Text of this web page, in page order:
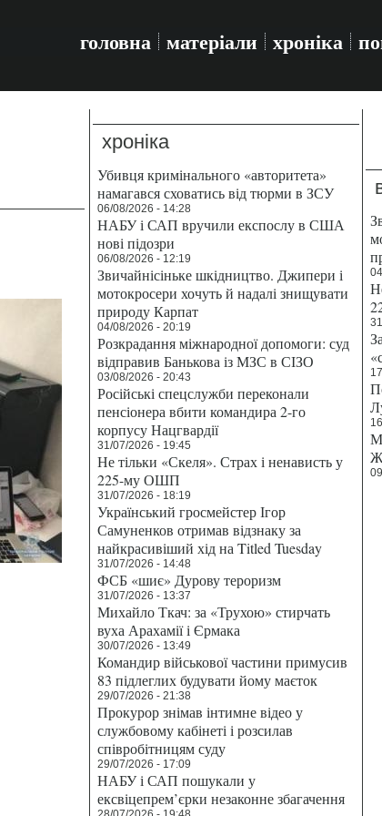
головна матеріали хроніка
хроніка
Убивця кримінального «авторитета»
намагався сховатись від тюрми в ЗСУ
06/08/2026 - 14:28
НАБУ і САП вручили експослу в США
нові підозри
06/08/2026 - 12:19
Звичайнісіньке шкідництво. Джипери і
мотокросери хочуть й надалі знищувати
природу Карпат
04/08/2026 - 20:19
Розкрадання міжнародної допомоги: суд
відправив Банькова із МЗС в СІЗО
03/08/2026 - 20:43
Російські спецслужби переконали
пенсіонера вбити командира 2-го
корпусу Нацгвардії
31/07/2026 - 19:45
Не тільки «Скеля». Страх і ненависть у
225-му ОШП
31/07/2026 - 18:19
Український гросмейстер Ігор
Самуненков отримав відзнаку за
найкрасивіший хід на Titled Tuesday
31/07/2026 - 14:48
ФСБ «шиє» Дурову тероризм
31/07/2026 - 13:37
Михайло Ткач: за «Трухою» стирчать
вуха Арахамії і Єрмака
30/07/2026 - 13:49
Командир військової частини примусив
83 підлеглих будувати йому маєток
29/07/2026 - 21:38
Прокурор знімав інтимне відео у
службовому кабінеті і розсилав
співробітницям суду
29/07/2026 - 17:09
НАБУ і САП пошукали у
ексвіцепрем’єрки незаконне збагачення